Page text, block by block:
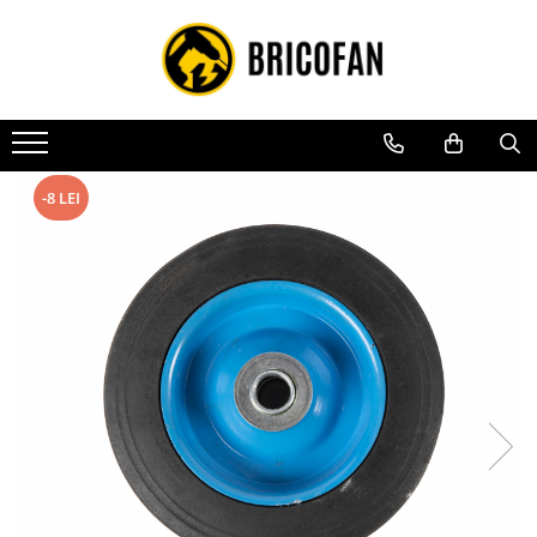
Toate Produsele
Vehicule electrice
Atv
Cu permis
Piese de schimb vehicule electrice
Scutere electrice
Scutere pe benzina
Tricicluri cargo fara permis
Tricicluri persoane
Trotinete electrice
-8 LEI